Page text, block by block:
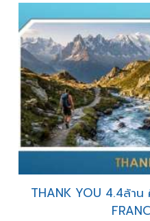
THANK YOU 4.4ล้าน